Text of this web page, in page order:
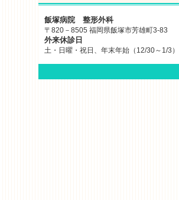
飯塚病院 整形外科
〒820－8505 福岡県飯塚市芳雄町3-83
外来休診日
土・日曜・祝日、年末年始（12/30～1/3）